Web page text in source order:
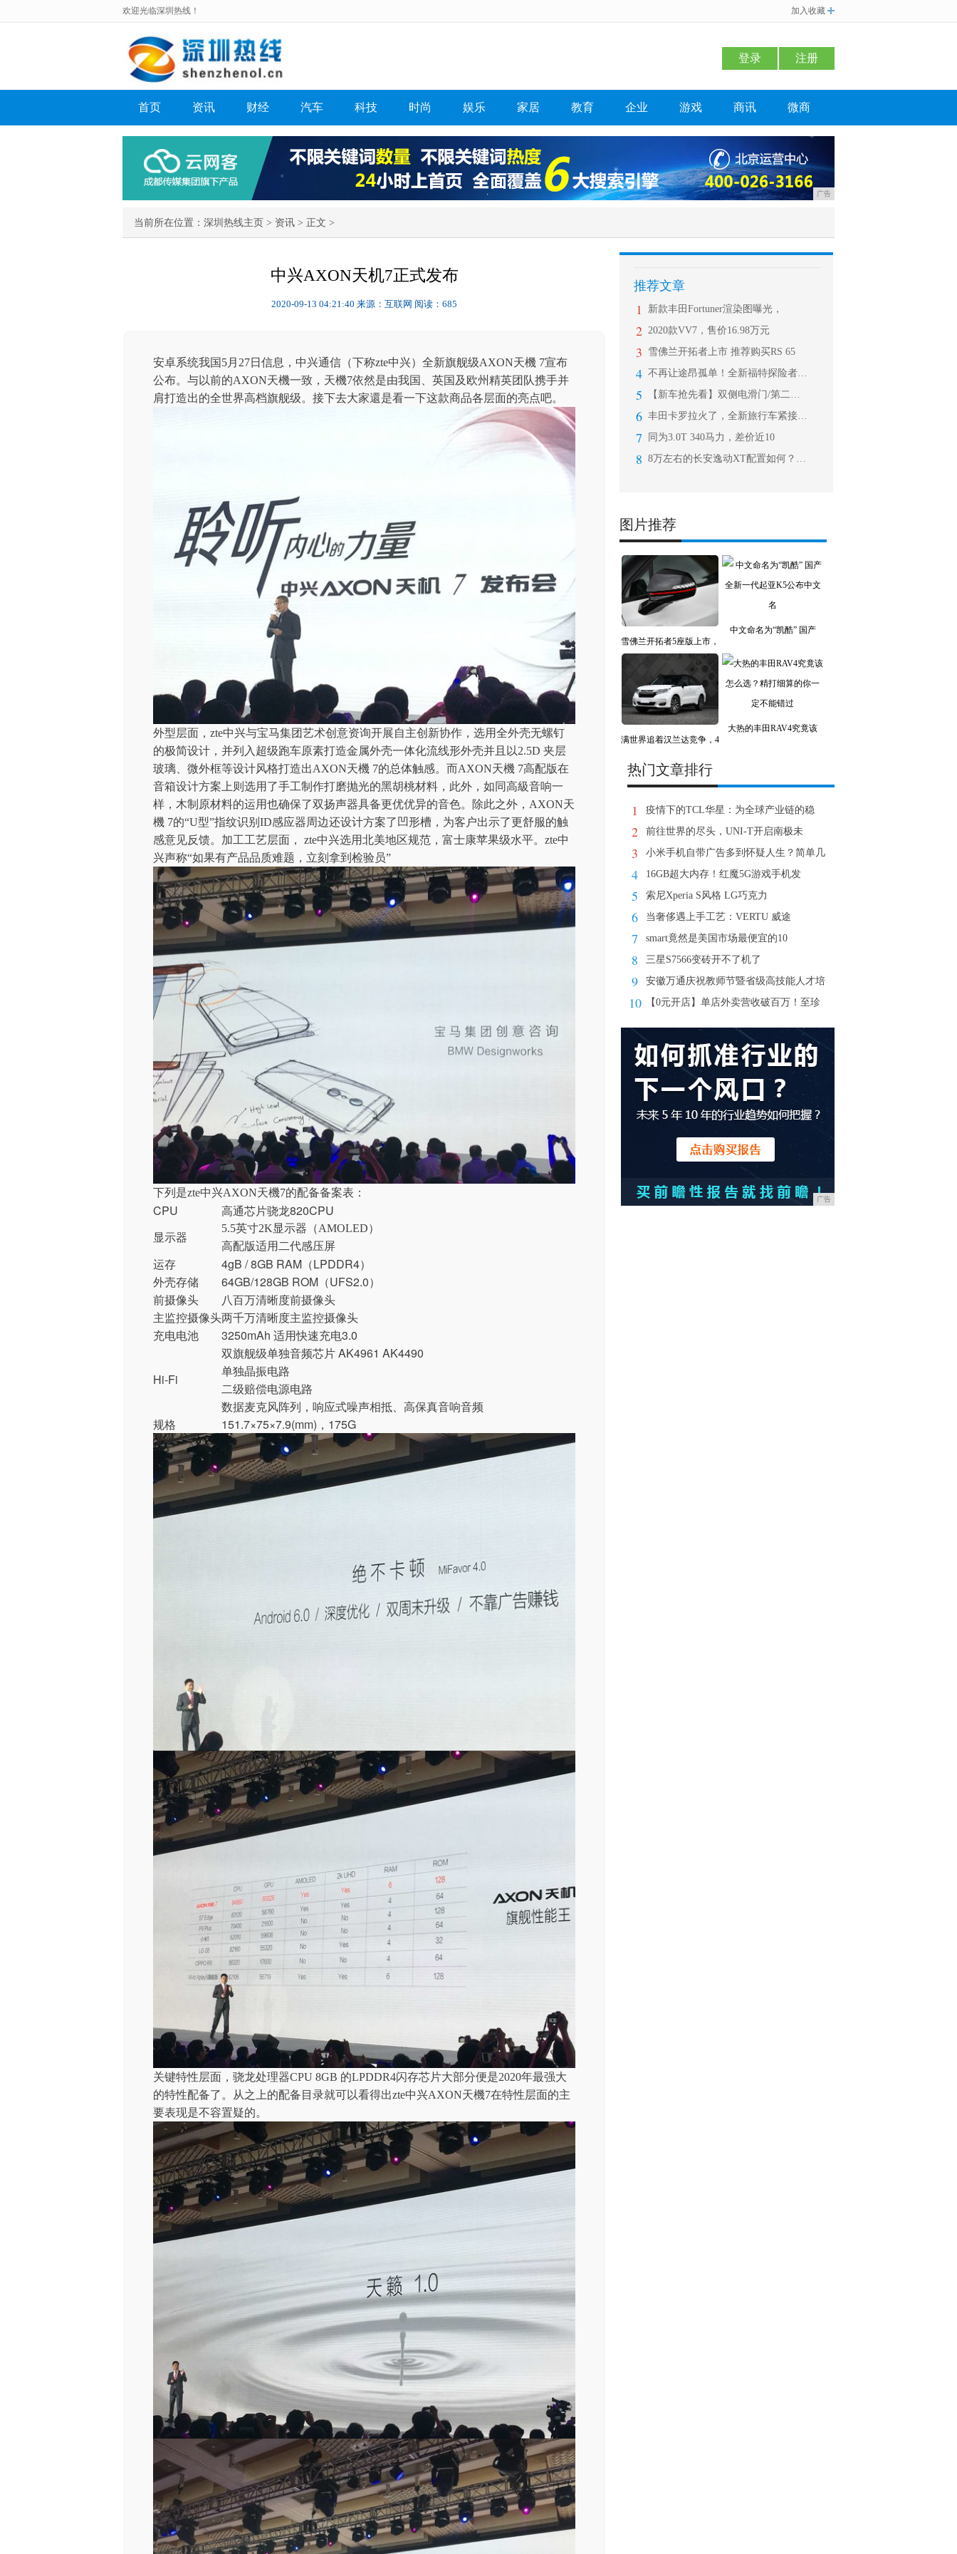
欢迎光临深圳热线！ 加入收藏
登录 注册
首页 资讯 财经 汽车 科技 时尚 娱乐 家居 教育 企业 游戏 商讯 微商
广告
当前所在位置： 深圳热线主页 > 资讯 > 正文 >
中兴AXON天机7正式发布
2020-09-13 04:21:40 来源：互联网 阅读：685
安卓系统我国5月27日信息，中兴通信（下称zte中兴）全新旗舰级AXON天機 7宣布
公布。与以前的AXON天機一致，天機7依然是由我国、英国及欧州精英团队携手并
肩打造出的全世界高档旗舰级。接下去大家還是看一下这款商品各层面的亮点吧。
外型层面，zte中兴与宝马集团艺术创意资询开展自主创新协作，选用全外壳无螺钉
的极简设计，并列入超级跑车原素打造金属外壳一体化流线形外壳并且以2.5D 夹层
玻璃、微外框等设计风格打造出AXON天機 7的总体触感。而AXON天機 7高配版在
音箱设计方案上则选用了手工制作打磨抛光的黑胡桃材料，此外，如同高級音响一
样，木制原材料的运用也确保了双扬声器具备更优优异的音色。除此之外，AXON天
機 7的“U型”指纹识别ID感应器周边还设计方案了凹形槽，为客户出示了更舒服的触
感意见反馈。加工工艺层面， zte中兴选用北美地区规范，富士康苹果级水平。zte中
兴声称“如果有产品品质难题，立刻拿到检验员”
下列是zte中兴AXON天機7的配备备案表：
CPU
高通芯片骁龙820CPU
显示器
5.5英寸2K显示器（AMOLED）
高配版适用二代感压屏
运存
4gB / 8GB RAM（LPDDR4）
外壳存储
64GB/128GB ROM（UFS2.0）
前摄像头
八百万清晰度前摄像头
主监控摄像头两千万清晰度主监控摄像头
充电电池
3250mAh 适用快速充电3.0
Hi-Fi
双旗舰级单独音频芯片 AK4961 AK4490
单独晶振电路
二级赔偿电源电路
数据麦克风阵列，响应式噪声相抵、高保真音响音频
规格
151.7×75×7.9(mm)，175G
关键特性层面，骁龙处理器CPU 8GB 的LPDDR4闪存芯片大部分便是2020年最强大
的特性配备了。从之上的配备目录就可以看得出zte中兴AXON天機7在特性层面的主
要表现是不容置疑的。
推荐文章
1 新款丰田Fortuner渲染图曝光，
2 2020款VV7，售价16.98万元
3 雪佛兰开拓者上市 推荐购买RS 65
4 不再让途昂孤单！全新福特探险者简析及
5 【新车抢先看】双侧电滑门/第二排独立
6 丰田卡罗拉火了，全新旅行车紧接登场，
7 同为3.0T 340马力，差价近10
8 8万左右的长安逸动XT配置如何？值不
图片推荐
雪佛兰开拓者5座版上市，
中文命名为“凯酷” 国产
满世界追着汉兰达竞争，4
大热的丰田RAV4究竟该
热门文章排行
1 疫情下的TCL华星：为全球产业链的稳
2 前往世界的尽头，UNI-T开启南极未
3 小米手机自带广告多到怀疑人生？简单几
4 16GB超大内存！红魔5G游戏手机发
5 索尼Xperia S风格 LG巧克力
6 当奢侈遇上手工艺：VERTU 威途
7 smart竟然是美国市场最便宜的10
8 三星S7566变砖开不了机了
9 安徽万通庆祝教师节暨省级高技能人才培
10 【0元开店】单店外卖营收破百万！至珍
广告